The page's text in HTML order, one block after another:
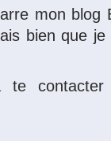
mon blog
bien que
te